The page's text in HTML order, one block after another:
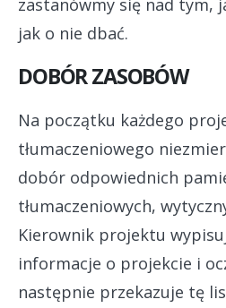
zastanówmy się nad tym,
jak o nie dbać.
DOBÓR ZASOBÓW
Na początku każdego
tłumaczeniowego
dobór odpowiednich
tłumaczeniowych,
Kierownik projektu
informacje o projekcie i
następnie przekazuje tę